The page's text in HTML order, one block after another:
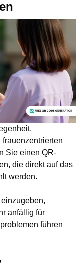
Sie einen QR-
die direkt auf das
werden.
anfällig für
führen